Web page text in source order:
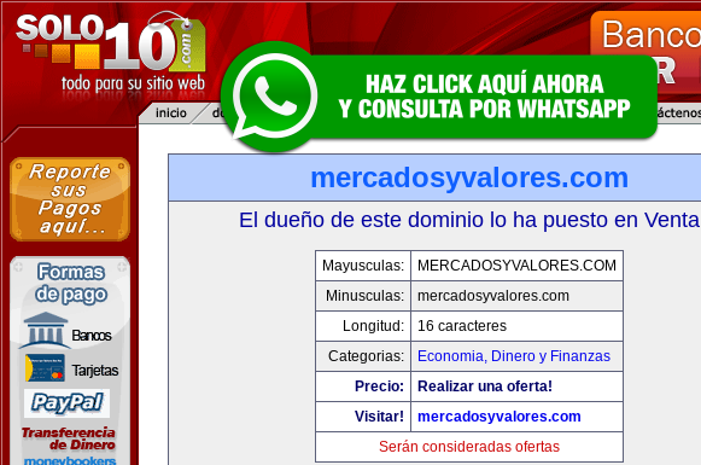
mercadosyvalores.com
El dueño de este dominio lo ha puesto en Venta
Mayusculas:
MERCADOSYVALORES.COM
Minusculas:
mercadosyvalores.com
Longitud:
16 caracteres
Categorias:
Economia, Dinero y Finanzas
Precio:
Realizar una oferta!
Visitar!
mercadosyvalores.com
Serán consideradas ofertas